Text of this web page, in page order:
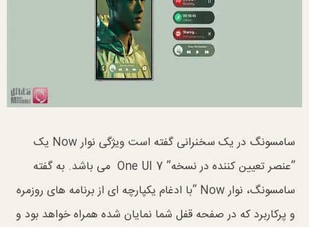
سامسونگ در یک سخنرانی گفته است ویژگی نوار Now یک
“عنصر تعیین کننده در نسخه” One UI 7 می باشد. به گفته
سامسونگ، نوار Now “با ادغام یکپارچه ای از برنامه های روزمره
و پرکاربرد که در صفحه قفل شما نمایان شده همراه خواهد بود و